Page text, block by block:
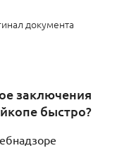
документа
заключения
быстро?